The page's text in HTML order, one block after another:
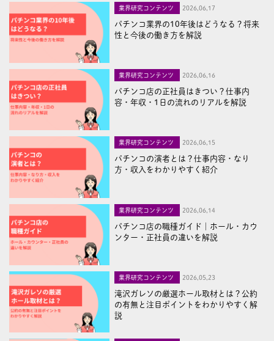
業界研究コンテンツ 2026,06,17
パチンコ業界の10年後はどうなる？将来
性と今後の働き方を解説
業界研究コンテンツ 2026,06,16
パチンコ店の正社員はきつい？仕事内
容・年収・1日の流れのリアルを解説
業界研究コンテンツ 2026,06,15
パチンコの演者とは？仕事内容・なり
方・収入をわかりやすく紹介
業界研究コンテンツ 2026,06,14
パチンコ店の職種ガイド｜ホール・カウ
ンター・正社員の違いを解説
業界研究コンテンツ 2026,05,23
滝沢ガレソの厳選ホール取材とは？公約
の有無と注目ポイントをわかりやすく解
説